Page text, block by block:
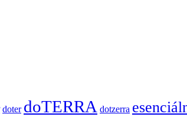
doter doTERRA dotzerra